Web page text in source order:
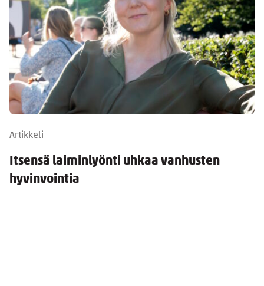
Artikkeli
Itsensä laiminlyönti uhkaa vanhusten
hyvinvointia